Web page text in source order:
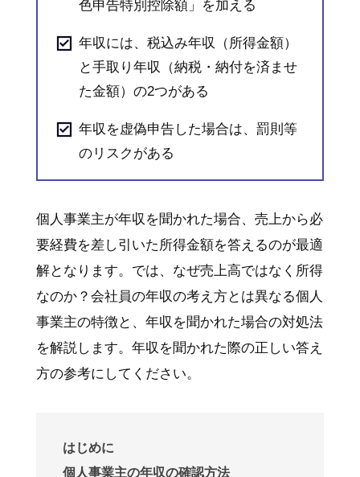
色申告特別控除額」を加える
年収には、税込み年収（所得金額）
と手取り年収（納税・納付を済ませ
た金額）の2つがある
年収を虚偽申告した場合は、罰則等
のリスクがある
個人事業主が年収を聞かれた場合、売上から必
要経費を差し引いた所得金額を答えるのが最適
解となります。では、なぜ売上高ではなく所得
なのか？会社員の年収の考え方とは異なる個人
事業主の特徴と、年収を聞かれた場合の対処法
を解説します。年収を聞かれた際の正しい答え
方の参考にしてください。
はじめに
個人事業主の年収の確認方法